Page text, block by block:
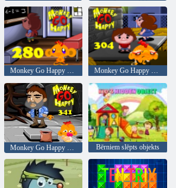
Monkey Go Happy posms 280 Monkey Go Happy posms 304
Monkey Go Happy 341. posms Bērniem slēpts objekts